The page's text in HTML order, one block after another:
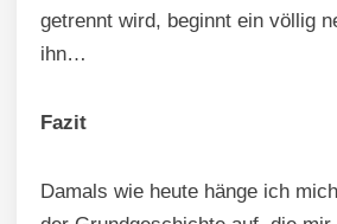
getrennt wird, beginnt ein völlig
ihn…
Fazit
Damals wie heute hänge ich